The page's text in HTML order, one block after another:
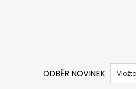
ODBĚR NOVINEK